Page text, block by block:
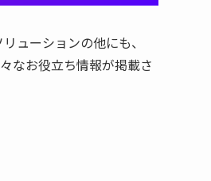
ューションの他にも、
なお役立ち情報が掲載さ